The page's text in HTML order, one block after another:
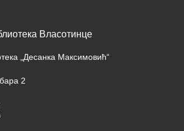
Власотинце
„Десанка Максимовић“
2